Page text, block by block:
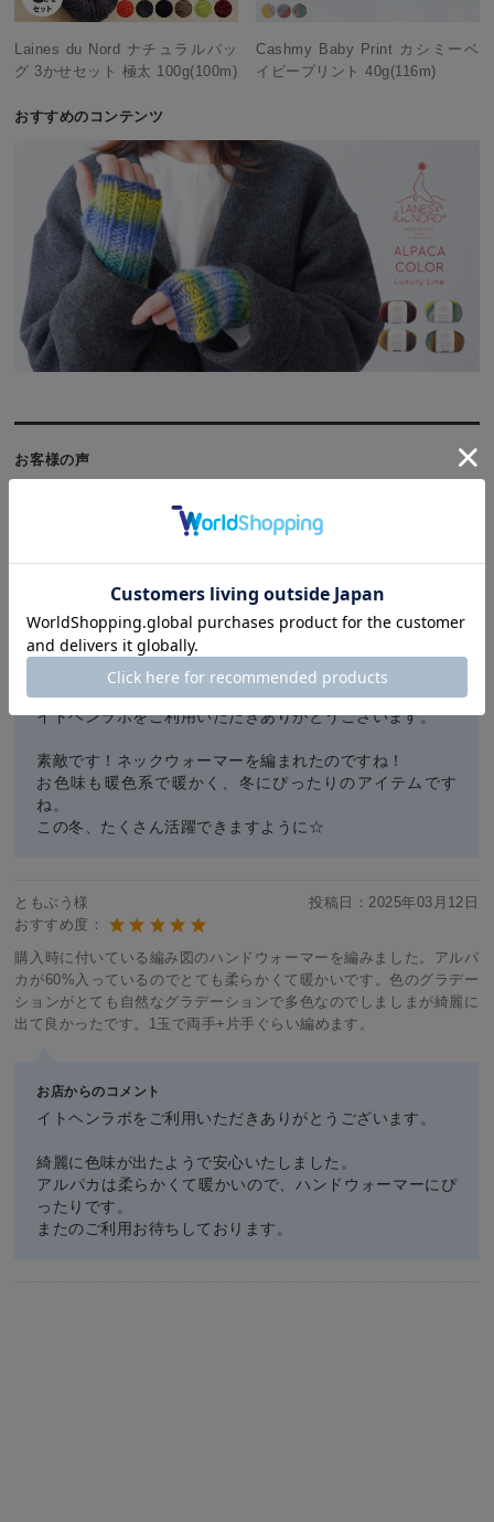
Laines du Nord ナチュラルバッ
グ 3かせセット 極太 100g(100m)
Cashmy Baby Print カシミーベ
イビープリント 40g(116m)
おすすめのコンテンツ
お客様の声
投稿日：
ふわっふわっで暖かいです
イトヘンラボをご利用いただきありがとうございます。
素敵です！ネックウォーマーを編まれたのですね！
お色味も暖色系で暖かく、冬にぴったりのアイテムです
ね。
この冬、たくさん活躍できますように☆
ともぶう様 投稿日：2025年03月12日
おすすめ度：
購入時に付いている編み図のハンドウォーマーを編みました。アルパ
カが60%入っているのでとても柔らかくて暖かいです。色のグラデー
ションがとても自然なグラデーションで多色なのでしましまが綺麗に
出て良かったです。1玉で両手+片手ぐらい編めます。
お店からのコメント
イトヘンラボをご利用いただきありがとうございます。
綺麗に色味が出たようで安心いたしました。
アルパカは柔らかくて暖かいので、ハンドウォーマーにぴ
ったりです。
またのご利用お待ちしております。